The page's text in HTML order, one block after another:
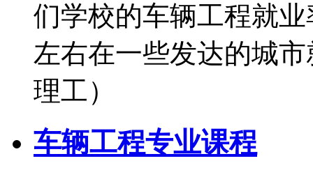
们学校的车辆工程就
左右在一些发达的城
理工）
车辆工程专业课程